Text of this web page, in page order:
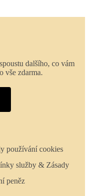
dalšího, co vám
vše zdarma.
používání cookies
služby & Zásady
peněz